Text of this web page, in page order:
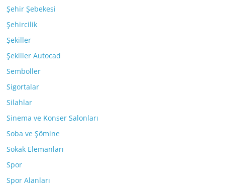
Şehir Şebekesi
Şehircilik
Şekiller
Şekiller Autocad
Semboller
Sigortalar
Silahlar
Sinema ve Konser Salonları
Soba ve Şömine
Sokak Elemanları
Spor
Spor Alanları